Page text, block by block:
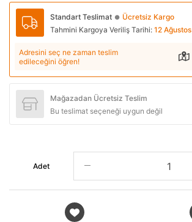
Standart Teslimat ● Ücretsiz Kargo
Tahmini Kargoya Veriliş Tarihi: 12 Ağustos
Adresini seç ne zaman teslim
edileceğini öğren!
Mağazadan Ücretsiz Teslim
Bu teslimat seçeneği uygun değil
Adet